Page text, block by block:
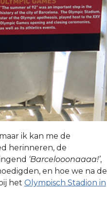
ik kan me de
herinneren, de
‘Barcelooonaaaa!’,
en hoe we na de
het Olympisch Stadion in